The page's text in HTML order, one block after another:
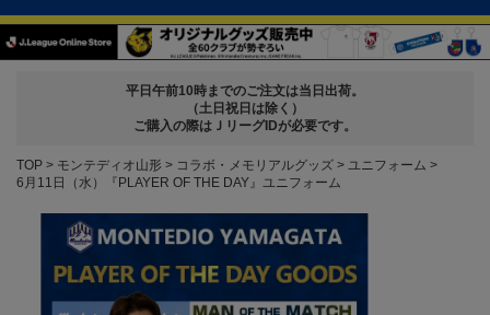
平日午前10時までのご注文は当日出荷。
（土日祝日は除く）
ご購入の際はＪリーグIDが必要です。
TOP モンテディオ山形 コラボ・メモリアルグッズ
ユニフォーム
6月11日（水）『PLAYER OF THE DAY』ユニフォーム